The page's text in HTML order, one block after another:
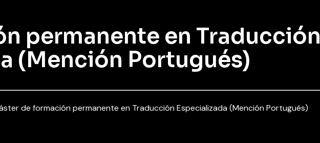
permanente en Traducción
(Mención Portugués)
de formación permanente en Traducción Especializada (Mención Portugués)